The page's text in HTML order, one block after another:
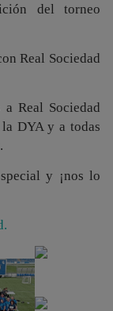
del torneo
Real Sociedad
Real Sociedad
DYA y a todas
y ¡nos lo